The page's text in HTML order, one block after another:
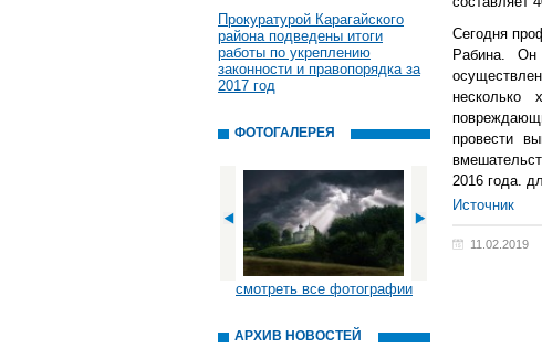
Прокуратурой Карагайского
района подведены итоги
работы по укреплению
законности и правопорядка за
2017 год
ФОТОГАЛЕРЕЯ
смотреть все фотографии
АРХИВ НОВОСТЕЙ
Сегодня
Рабина. Он
провести
2016 года.
Источник
11.02.2019